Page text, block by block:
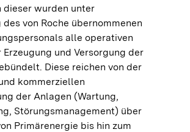
dieser wurden unter
des von Roche übernommenen
alle operativen
Erzeugung und Versorgung der
Diese reichen von der
kommerziellen
der Anlagen (Wartung,
Störungsmanagement) über
Primärenergie bis hin zum